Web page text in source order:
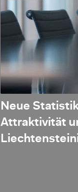
Neue
Attraktivität